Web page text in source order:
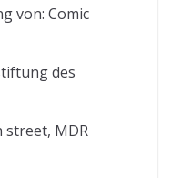
von: Comic
des
street, MDR